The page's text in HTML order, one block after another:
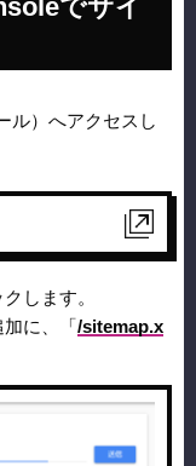
でサイ
ル）へアクセスし
します。
に、「/sitemap.x